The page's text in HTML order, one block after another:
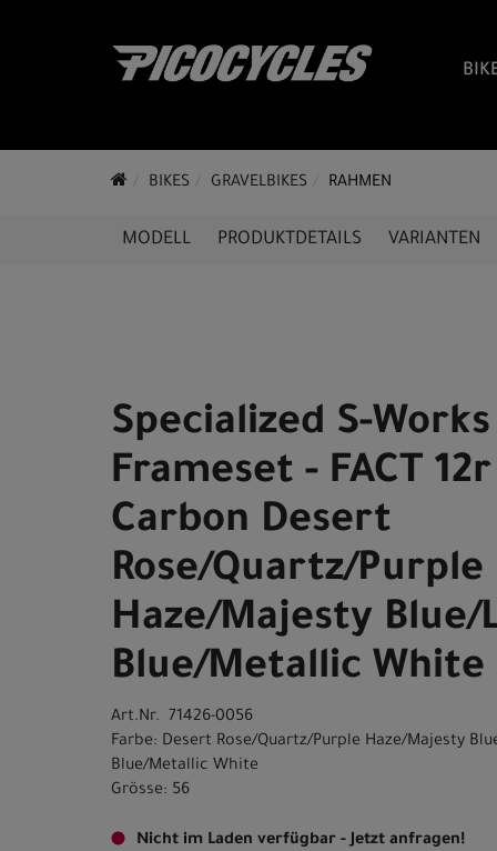
BIKES GRAVELBIKES RAHMEN
MODELL PRODUKTDETAILS VARIANTEN
Specialized S-
Frameset - FACT 12r
Carbon Desert
Rose/Quartz/Purple
Haze/Majesty Blue/
Blue/Metallic White
Art.Nr. 71426-0056
Farbe: Desert Rose/Quartz/Purple Haze/Majesty
Blue/Metallic White
Grösse: 56
Nicht im Laden verfügbar - Jetzt anfragen!